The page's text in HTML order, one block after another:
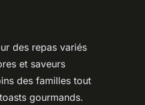
des repas variés
et saveurs
des familles tout
gourmands.